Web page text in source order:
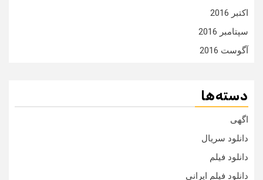
اکتبر 2016
سپتامبر 2016
آگوست 2016
دسته‌ها
اگهی
دانلود سریال
دانلود فیلم
دانلود فیلم ایرانی